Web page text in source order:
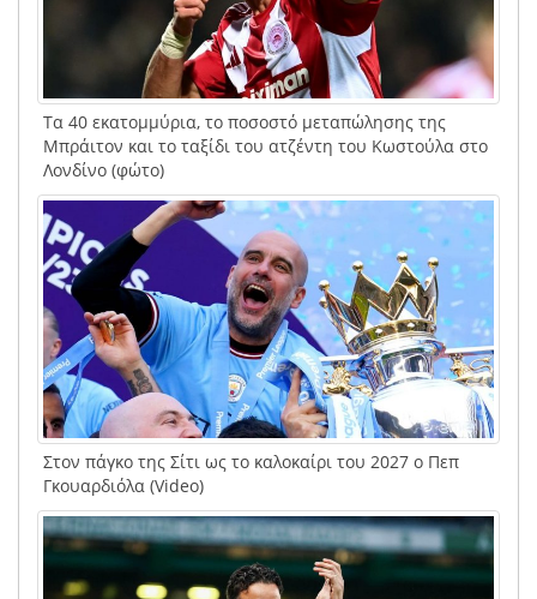
Τα 40 εκατομμύρια, το ποσοστό μεταπώλησης της
Μπράιτον και το ταξίδι του ατζέντη του Κωστούλα στο
Λονδίνο (φώτο)
Στον πάγκο της Σίτι ως το καλοκαίρι του 2027 ο Πεπ
Γκουαρδιόλα (Video)